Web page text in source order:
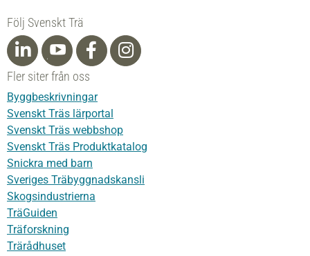
Följ Svenskt Trä
Fler siter från oss
Byggbeskrivningar
Svenskt Träs lärportal
Svenskt Träs webbshop
Svenskt Träs Produktkatalog
Snickra med barn
Sveriges Träbyggnadskansli
Skogsindustrierna
TräGuiden
Träforskning
Trärådhuset